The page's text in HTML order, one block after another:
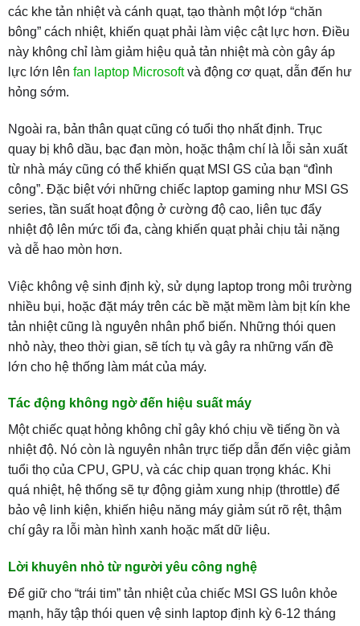
các khe tản nhiệt và cánh quạt, tạo thành một lớp “chăn
bông” cách nhiệt, khiến quạt phải làm việc cật lực hơn. Điều
này không chỉ làm giảm hiệu quả tản nhiệt mà còn gây áp
lực lớn lên fan laptop Microsoftvà động cơ quạt, dẫn đến hư
hỏng sớm.
Ngoài ra, bản thân quạt cũng có tuổi thọ nhất định. Trục
quay bị khô dầu, bạc đạn mòn, hoặc thậm chí là lỗi sản xuất
từ nhà máy cũng có thể khiến quạt MSI GS của bạn “đình
công”. Đặc biệt với những chiếc laptop gaming như MSI GS
series, tần suất hoạt động ở cường độ cao, liên tục đẩy
nhiệt độ lên mức tối đa, càng khiến quạt phải chịu tải nặng
và dễ hao mòn hơn.
Việc không vệ sinh định kỳ, sử dụng laptop trong môi trường
nhiều bụi, hoặc đặt máy trên các bề mặt mềm làm bịt kín khe
tản nhiệt cũng là nguyên nhân phổ biến. Những thói quen
nhỏ này, theo thời gian, sẽ tích tụ và gây ra những vấn đề
lớn cho hệ thống làm mát của máy.
Tác động không ngờ đến hiệu suất máy
Một chiếc quạt hỏng không chỉ gây khó chịu về tiếng ồn và
nhiệt độ. Nó còn là nguyên nhân trực tiếp dẫn đến việc giảm
tuổi thọ của CPU, GPU, và các chip quan trọng khác. Khi
quá nhiệt, hệ thống sẽ tự động giảm xung nhịp (throttle) để
bảo vệ linh kiện, khiến hiệu năng máy giảm sút rõ rệt, thậm
chí gây ra lỗi màn hình xanh hoặc mất dữ liệu.
Lời khuyên nhỏ từ người yêu công nghệ
Để giữ cho “trái tim” tản nhiệt của chiếc MSI GS luôn khỏe
mạnh, hãy tập thói quen vệ sinh laptop định kỳ 6-12 tháng